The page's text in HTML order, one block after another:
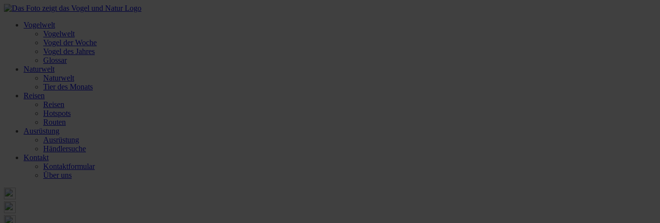
Vogelwelt
Vogelwelt
Vogel der Woche
Vogel des Jahres
Glossar
Naturwelt
Naturwelt
Tier des Monats
Reisen
Reisen
Hotspots
Routen
Ausrüstung
Ausrüstung
Händlersuche
Kontakt
Kontaktformular
Über uns